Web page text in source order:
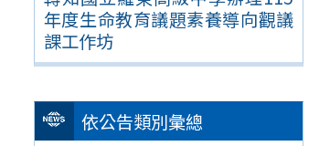
年度生命教育議題素養導向觀議
課工作坊
依公告類別彙總